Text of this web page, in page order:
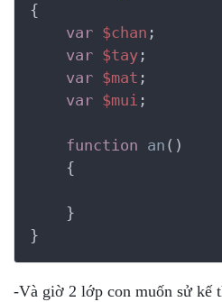
{
var $chan ;
var $tay;
var $mat ;
var $mui ;
function an ()
    {
    }
}
-Và giờ 2 lớp con muốn sử kế